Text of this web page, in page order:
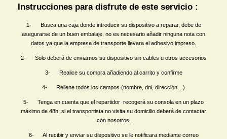
Instrucciones para disfrute de este servicio :
1- Busca una caja donde introducir su dispositivo a reparar, debe de
asegurarse de un buen embalaje, no es necesario añadir ninguna nota con
datos ya que la empresa de transporte llevara el adhesivo impreso.
2- Solo deberá de enviarnos su dispositivo sin cables u otros accesorios
3- Realice su compra añadiendo al carrito y confirme
4- Rellene todos los campos (nombre, dni, dirección…)
5- Tenga en cuenta que el repartidor recogerá su consola en un plazo
máximo de 48h, si el transportista no visita su domicilio deberá de contactar
con nosotros.
6- Al recibir y enviar su dispositivo se le notificara mediante correo